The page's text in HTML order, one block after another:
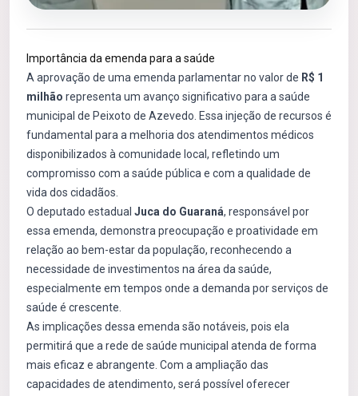
Importância da emenda para a saúde
A aprovação de uma emenda parlamentar no valor de R$ 1
milhão representa um avanço significativo para a saúde
municipal de Peixoto de Azevedo. Essa injeção de recursos é
fundamental para a melhoria dos atendimentos médicos
disponibilizados à comunidade local, refletindo um
compromisso com a saúde pública e com a qualidade de
vida dos cidadãos.
O deputado estadual Juca do Guaraná, responsável por
essa emenda, demonstra preocupação e proatividade em
relação ao bem-estar da população, reconhecendo a
necessidade de investimentos na área da saúde,
especialmente em tempos onde a demanda por serviços de
saúde é crescente.
As implicações dessa emenda são notáveis, pois ela
permitirá que a rede de saúde municipal atenda de forma
mais eficaz e abrangente. Com a ampliação das
capacidades de atendimento, será possível oferecer